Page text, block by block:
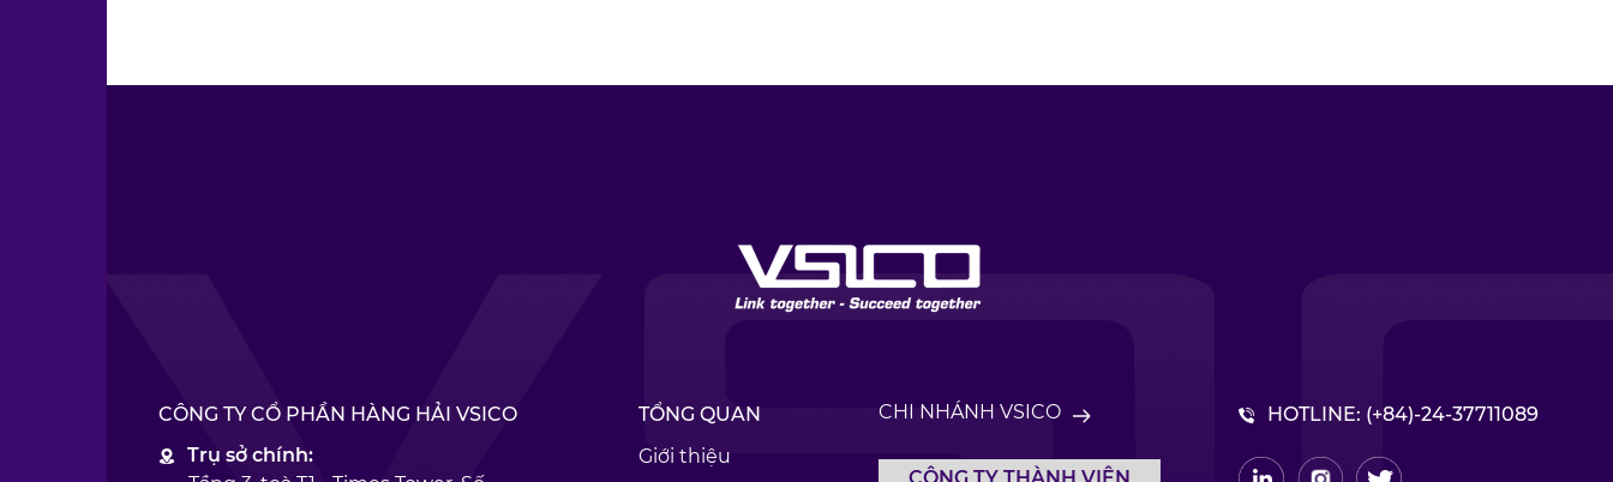
CÔNG TY CỔ PHẦN HÀNG HẢI VSICO
Trụ sở chính:
TỔNG QUAN
Giới thiệu
CHI NHÁNH VSICO HOTLINE: (+84)-24-37711089